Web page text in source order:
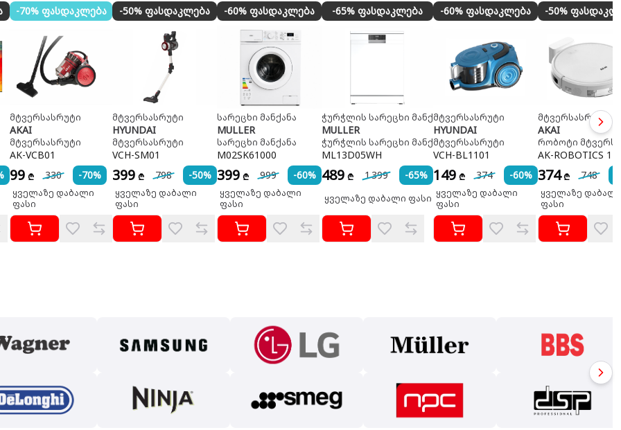
-70% ფასდაკლება
მტვერსასრუტი
AKAI
მტვერსასრუტი
AK-VCB01
99 ₾ 330 -70%
ყველაზე დაბალი
ფასი
-50% ფასდაკლება
მტვერსასრუტი
HYUNDAI
მტვერსასრუტი
VCH-SM01
399 ₾ 798 -50%
ყველაზე დაბალი
ფასი
-60% ფასდაკლება
სარეცხი მანქანა
MULLER
სარეცხი მანქანა
M02SK61000
399 ₾ 999 -60%
ყველაზე დაბალი
ფასი
-65% ფასდაკლება
ჭურჭლის სარეცხი მანქანა
MULLER
ჭურჭლის სარეცხი მანქანა
ML13D05WH
489 ₾ 1 399 -65%
ყველაზე დაბალი ფასი
-60% ფასდაკლება
მტვერსასრუტი
HYUNDAI
მტვერსასრუტი
VCH-BL1101
149 ₾ 374 -60%
ყველაზე დაბალი
ფასი
-50%
მტვერსასრუტი
AKAI
რობოტი
AK-ROBOTICS 1
374 ₾ 748
ყველაზე
ფასი